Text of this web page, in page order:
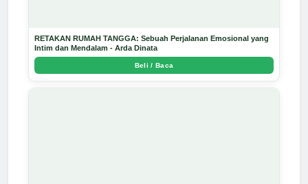
RETAKAN RUMAH TANGGA: Sebuah Perjalanan Emosional yang
Intim dan Mendalam - Arda Dinata
Beli / Baca